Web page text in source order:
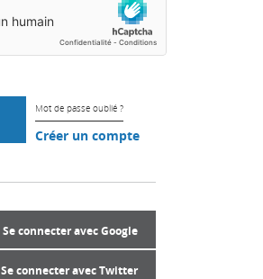
Mot de passe oublié ?
Créer un compte
Se connecter avec Google
Se connecter avec Twitter